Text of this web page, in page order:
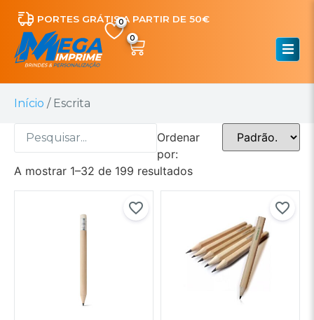
PORTES GRÁTIS A PARTIR DE 50€
0
Início / Escrita
Ordenar
por:
A mostrar 1–32 de 199 resultados